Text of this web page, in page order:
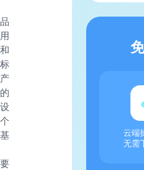
云端
无需